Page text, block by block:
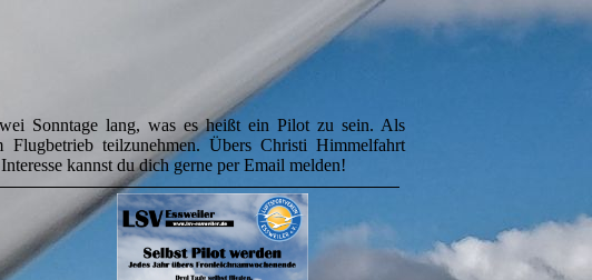
Sonntage lang, was es heißt ein Pilot zu sein. Als
teilzunehmen. Übers Christi Himmelfahrt
kannst du dich gerne per Email melden!